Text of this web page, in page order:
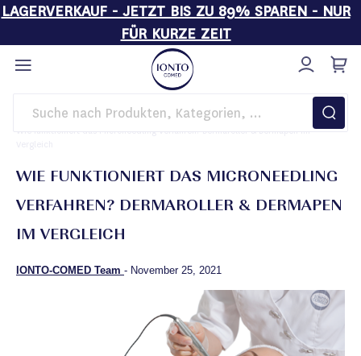
LAGERVERKAUF - JETZT BIS ZU 89% SPAREN - NUR
FÜR KURZE ZEIT
Direkt
zum
Inhalt
Startseite Magazin
Beauty Know-how
WIE FUNKTIONIERT DAS MICRONEEDLING
VERFAHREN? DERMAROLLER & DERMAPEN
IM VERGLEICH
IONTO-COMED Team - November 25, 2021